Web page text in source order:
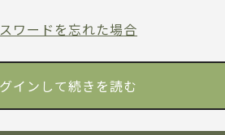
ワードを忘れた場合